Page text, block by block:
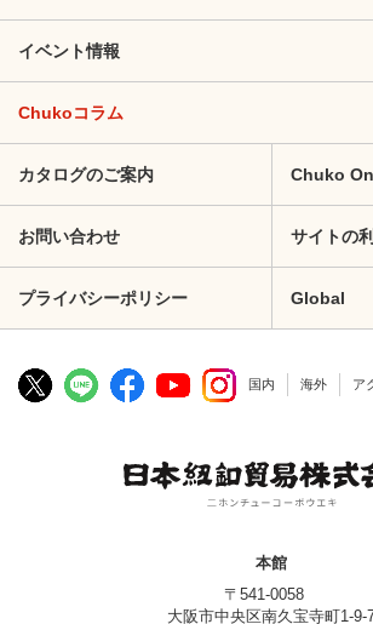
イベント情報
Chukoコラム
カタログのご案内 Chuko
お問い合わせ サイトの
プライバシーポリシー Global
国内 海外 ア
本館
〒541-0058
大阪市中央区南久宝寺町1-9-